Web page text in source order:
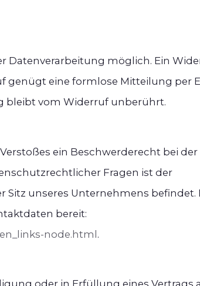
Datenverarbeitung möglich. Ein
eine formlose Mitteilung per
bleibt vom Widerruf unberührt.
ein Beschwerderecht bei
Fragen ist der
unseres Unternehmens befindet.
bereit:
node.html.